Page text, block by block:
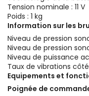
Tension nominale : 11 V
Poids : 1 kg
Information sur les
Niveau de pression
Niveau de pression
Niveau de puissance
Taux de vibrations
Equipements et
Poignée de